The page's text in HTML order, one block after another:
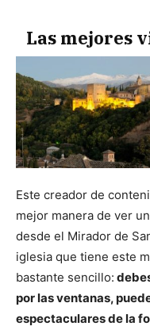
Las mejores
Este creador de
mejor manera de ver
desde el Mirador de
iglesia que tiene este
bastante sencillo:
por las ventanas,
espectaculares de la